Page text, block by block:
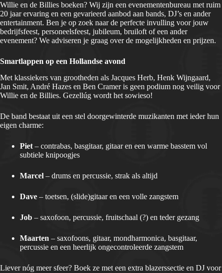
Willie en de Billies boeken? Wij zijn een evenementenbureau met ruim
20 jaar ervaring en een gevarieerd aanbod aan bands, DJ’s en ander
entertainment. Ben je op zoek naar de perfecte invulling voor jouw
bedrijfsfeest, personeelsfeest, jubileum, bruiloft of een ander
evenement? We adviseren je graag over de mogelijkheden en prijzen.
Smartlappen op een Hollandse avond
Met klassiekers van grootheden als Jacques Herb, Henk Wijngaard,
Jan Smit, André Hazes en Ben Cramer is geen podium nog veilig voor
Willie en de Billies. Gezellúg wordt het sowieso!
De band bestaat uit een stel doorgewinterde muzikanten met ieder hun
eigen charme:
Piet – contrabas, basgitaar, gitaar en een warme basstem vol
subtiele knipoogjes
Marcel – drums en percussie, strak als altijd
Dave – toetsen, (slide)gitaar en een volle zangstem
Job – saxofoon, percussie, fruitschaal (?) en teder gezang
Maarten – saxofoons, gitaar, mondharmonica, basgitaar,
percussie en een heerlijk ongecontroleerde zangstem
Liever nóg meer sfeer? Boek ze met een extra blazerssectie en DJ voor